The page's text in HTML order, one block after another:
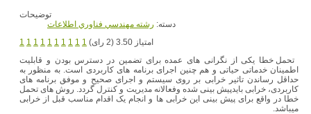
توضیحات
دسته: رشته مهندسي فناوري اطلاعات
1 1 1 1 1 1 1 1 1 1
امتیاز 3.50 (2 رای)
تحمل خطا یکی از نگرانی های عمده برای تضمین در دسترس بودن و قابلیت
اطمینان خدماتی حیاتی و هم چنین اجرای برنامه های کاربردی است. به منظور به
حداقل رساندن تاثیر خرابی بر روی سیستم و اجرای صحیح و موفق برنامه های
کاربردی، خرابی بایدپیش بینی شده وفعالانه مدیریت و کنترل گردد. روش های تحمل
خطا در واقع برای پیش بینی این خرابی ها و انجام یک اقدام مناسب قبل از خرابی
میباشد.